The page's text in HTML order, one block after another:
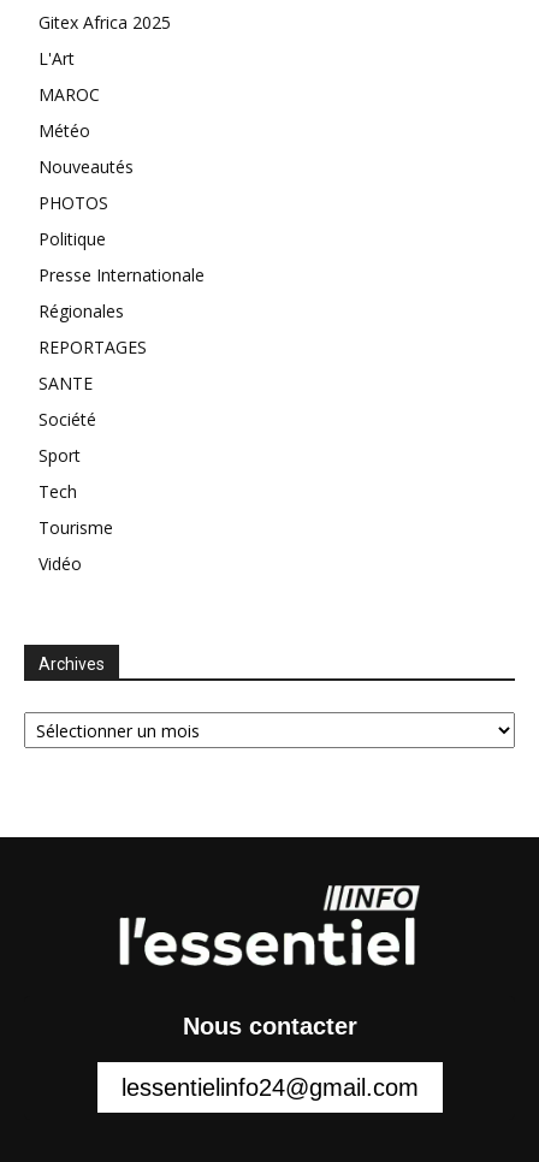
Gitex Africa 2025
L'Art
MAROC
Météo
Nouveautés
PHOTOS
Politique
Presse Internationale
Régionales
REPORTAGES
SANTE
Société
Sport
Tech
Tourisme
Vidéo
Archives
Archives
Nous contacter
lessentielinfo24@gmail.com